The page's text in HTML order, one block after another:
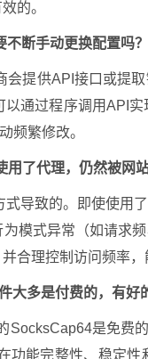
的。
断手动更换配置吗？
会提供API接口或提
以通过程序调用API
频繁修改。
了代理，仍然被网
导致的。即使使用
模式异常（如请求
合理控制访问频率，
多是付费的，有好
SocksCap64是免费
功能完整性、稳定